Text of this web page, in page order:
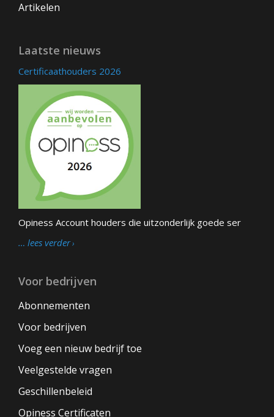
Artikelen
Laatste nieuws
Certificaathouders 2026
Opiness Account houders die uitzonderlijk goede ser
… lees verder
Voor bedrijven
Abonnementen
Voor bedrijven
Voeg een nieuw bedrijf toe
Veelgestelde vragen
Geschillenbeleid
Opiness Certificaten